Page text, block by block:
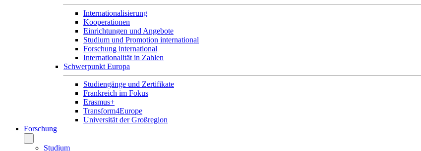
Internationalisierung
Kooperationen
Einrichtungen und Angebote
Studium und Promotion international
Forschung international
Internationalität in Zahlen
Schwerpunkt Europa
Studiengänge und Zertifikate
Frankreich im Fokus
Erasmus+
Transform4Europe
Universität der Großregion
Forschung
Studium